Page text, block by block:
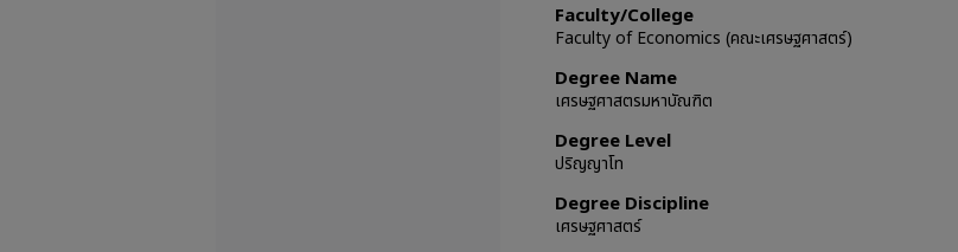
Faculty/College
Faculty of Economics (คณะเศรษฐศาสตร์)
Degree Name
เศรษฐศาสตรมหาบัณฑิต
Degree Level
ปริญญาโท
Degree Discipline
เศรษฐศาสตร์